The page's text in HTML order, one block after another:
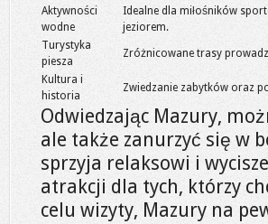
Aktywności
wodne
Idealne dla miłośników
jeziorem.
Turystyka
piesza
Zróżnicowane trasy
Kultura i
historia
Zwiedzanie zabytków oraz
Odwiedzając Mazury,
ale także zanurzyć się w
sprzyja relaksowi i
atrakcji dla tych, którzy
celu wizyty, Mazury na